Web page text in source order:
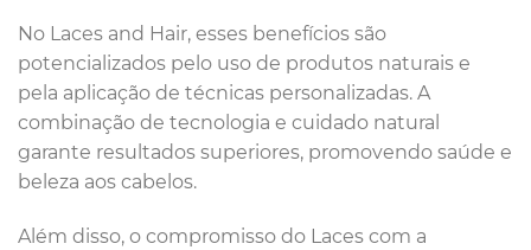
No Laces and Hair, esses benefícios são
potencializados pelo uso de produtos naturais e
pela aplicação de técnicas personalizadas. A
combinação de tecnologia e cuidado natural
garante resultados superiores, promovendo saúde e
beleza aos cabelos.
Além disso, o compromisso do Laces com a